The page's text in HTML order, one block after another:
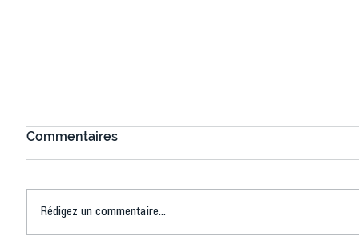
Commentaires
Rédigez un commentaire...